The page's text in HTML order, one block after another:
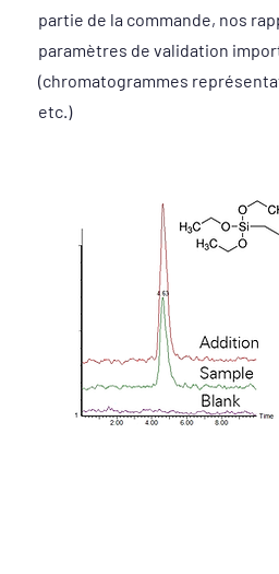
partie de la commande, nos
paramètres de validation
(chromatogrammes
etc.)